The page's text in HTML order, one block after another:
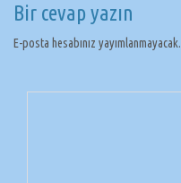
Bir cevap yazın
E-posta hesabınız yayımlanmayacak.